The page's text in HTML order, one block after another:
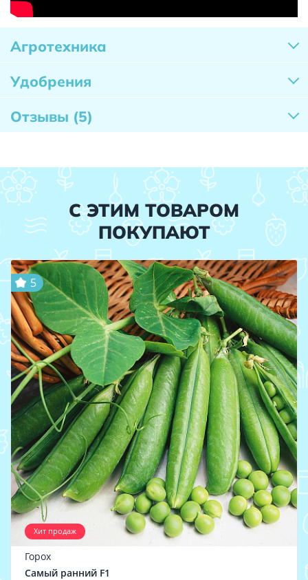
Агротехника
Удобрения
Отзывы (5)
С ЭТИМ ТОВАРОМ
ПОКУПАЮТ
Хит продаж
5
Горох
Самый ранний F1